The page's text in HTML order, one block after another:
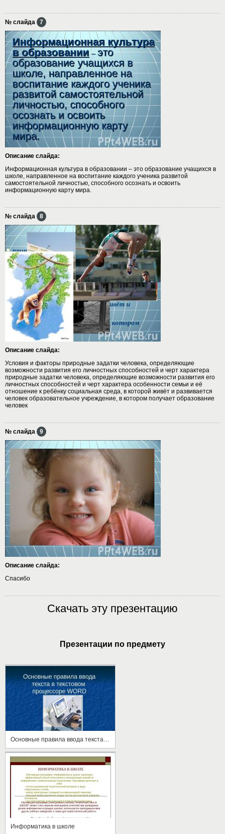
№ слайда 7
Описание слайда:
Информационная культура в образовании – это образование учащихся в
школе, направленное на воспитание каждого ученика развитой
самостоятельной личностью, способного осознать и освоить
информационную карту мира.
№ слайда 8
Описание слайда:
Условия и факторы природные задатки человека, определяющие
возможности развития его личностных способностей и черт характера
природные задатки человека, определяющие возможности развития его
личностных способностей и черт характера особенности семьи и её
отношение к ребёнку социальная среда, в которой живёт и развивается
человек образовательное учреждение, в котором получает образование
человек
№ слайда 9
Описание слайда:
Спасибо
Скачать эту презентацию
Презентации по предмету
Информатика в школе